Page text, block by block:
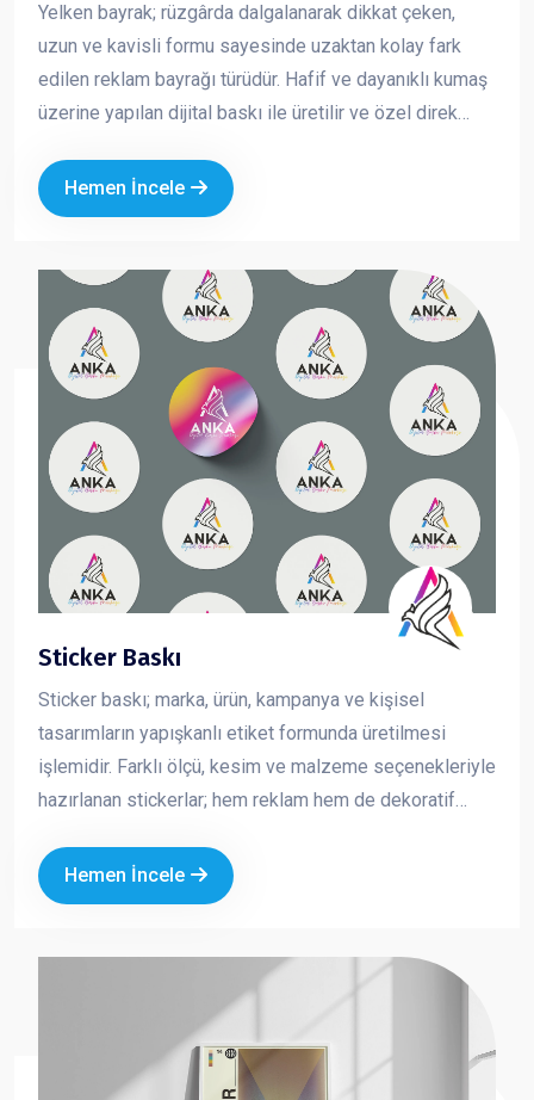
Yelken bayrak; rüzgârda dalgalanarak dikkat çeken,
uzun ve kavisli formu sayesinde uzaktan kolay fark
edilen reklam bayrağı türüdür. Hafif ve dayanıklı kumaş
üzerine yapılan dijital baskı ile üretilir ve özel direk
Hemen İncele
Sticker Baskı
Sticker baskı; marka, ürün, kampanya ve kişisel
tasarımların yapışkanlı etiket formunda üretilmesi
işlemidir. Farklı ölçü, kesim ve malzeme seçenekleriyle
hazırlanan stickerlar; hem reklam hem de dekoratif
Kurumsal logo ve özel tasarımla üretilen sticker
baskılar, markanızın görünürlüğünü artırırken
Hemen İncele